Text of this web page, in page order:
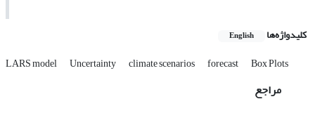
کلیدواژه‌ها English
LARS model Uncertainty climate scenarios forecast Box Plots
مراجع